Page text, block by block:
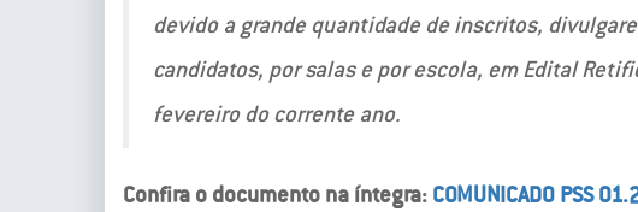
devido a grande quantidade de inscritos,
candidatos, por salas e por escola, em Edital
fevereiro do corrente ano.
Confira o documento na íntegra: COMUNICADO PSS